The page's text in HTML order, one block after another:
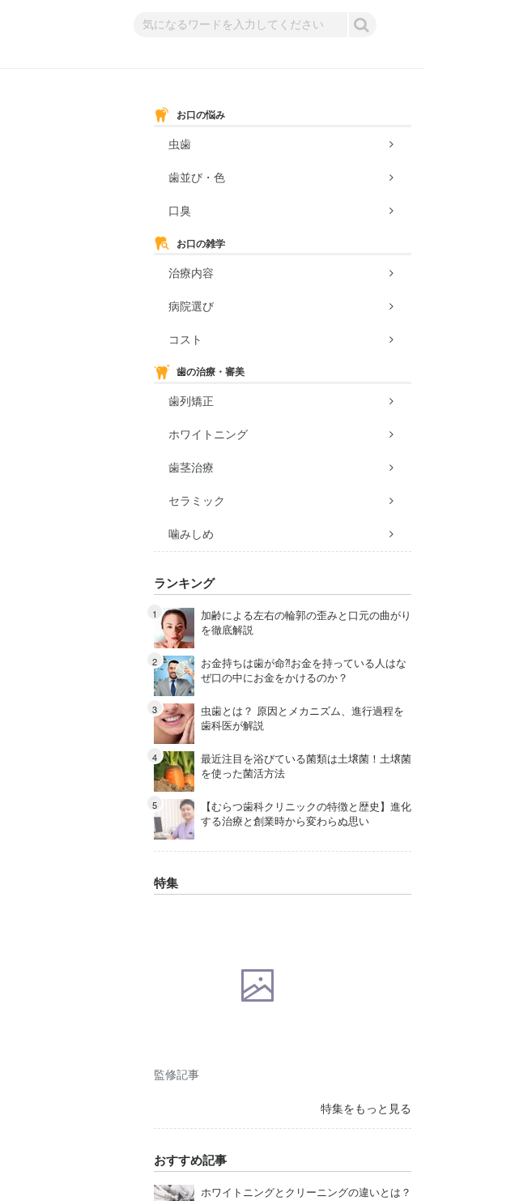
お口の悩み
虫歯
歯並び・色
口臭
お口の雑学
治療内容
病院選び
コスト
歯の治療・審美
歯列矯正
ホワイトニング
歯茎治療
セラミック
噛みしめ
ランキング
加齢による左右の輪郭の歪みと口元の曲がり
を徹底解説
お金持ちは歯が命⁈お金を持っている人はな
ぜ口の中にお金をかけるのか？
虫歯とは？ 原因とメカニズム、進行過程を
歯科医が解説
最近注目を浴びている菌類は土壌菌！土壌菌
を使った菌活方法
【むらつ歯科クリニックの特徴と歴史】進化
する治療と創業時から変わらぬ思い
特集
監修記事
特集をもっと見る
おすすめ記事
ホワイトニングとクリーニングの違いとは？